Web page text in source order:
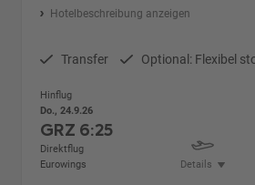
Hotelbeschreibung anzeigen
Transfer Optional: Flexibel
Hinflug
Do., 24.9.26
GRZ 6:25
Direktflug
Eurowings
Details